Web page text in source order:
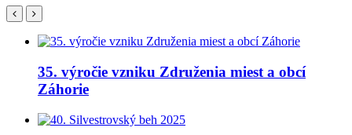
35. výročie vzniku Združenia miest a obcí
Záhorie